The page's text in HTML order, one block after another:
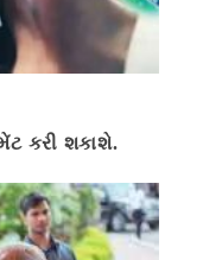
કરી શકાશે.